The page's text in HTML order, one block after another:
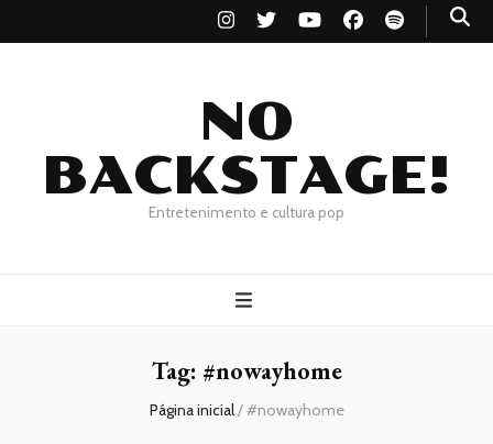
NO
BACKSTAGE!
Entretenimento e cultura pop
Tag: #nowayhome
Página inicial/ #nowayhome